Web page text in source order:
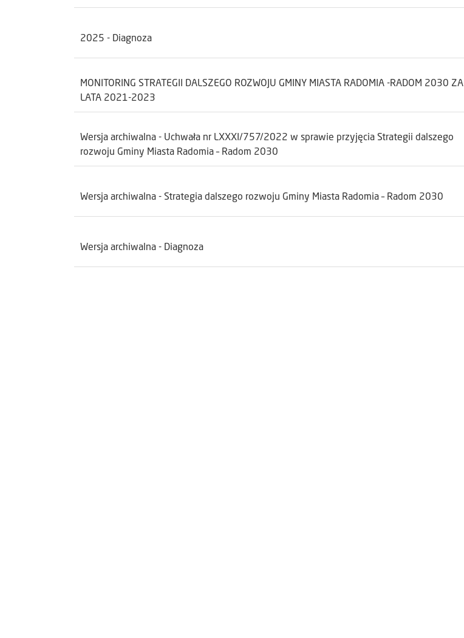
2025 - Diagnoza
MONITORING STRATEGII DALSZEGO ROZWOJU GMINY MIASTA RADOMIA -RADOM 2030 ZA
LATA 2021-2023
Wersja archiwalna - Uchwała nr LXXXI/757/2022 w sprawie przyjęcia Strategii dalszego
rozwoju Gminy Miasta Radomia – Radom 2030
Wersja archiwalna - Strategia dalszego rozwoju Gminy Miasta Radomia – Radom 2030
Wersja archiwalna - Diagnoza